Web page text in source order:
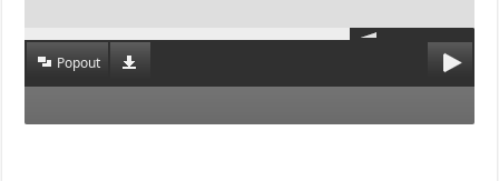
Popout